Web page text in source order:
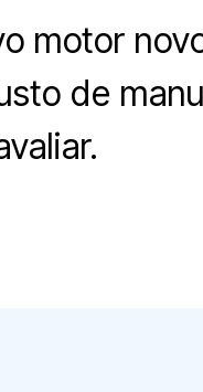
motor
de